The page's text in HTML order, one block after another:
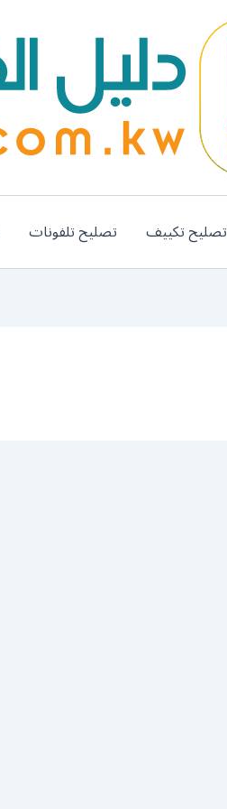
تصليح تكييف تصليح تلفونات